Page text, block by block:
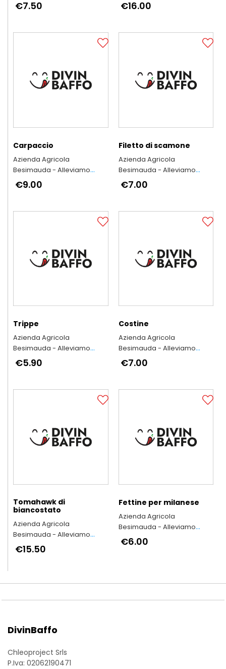
piemontese
€7.50
piemontese
€16.00
Carpaccio
Azienda Agricola
Besimauda - Alleviamo
secondo l'antica tradizione
piemontese
€9.00
Filetto di scamone
Azienda Agricola
Besimauda - Alleviamo
secondo l'antica tradizione
piemontese
€7.00
Trippe
Azienda Agricola
Besimauda - Alleviamo
secondo l'antica tradizione
piemontese
€5.90
Costine
Azienda Agricola
Besimauda - Alleviamo
secondo l'antica tradizione
piemontese
€7.00
Tomahawk di
biancostato
Azienda Agricola
Besimauda - Alleviamo
secondo l'antica tradizione
piemontese
€15.50
Fettine per milanese
Azienda Agricola
Besimauda - Alleviamo
secondo l'antica tradizione
piemontese
€6.00
DivinBaffo
Chleoproject Srls
P.Iva: 02062190471